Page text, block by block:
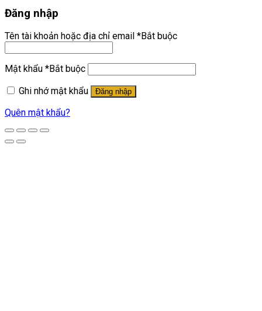
Đăng nhập
Tên tài khoản hoặc địa chỉ email *Bắt buộc
Mật khẩu *Bắt buộc
Ghi nhớ mật khẩu
Đăng nhập
Quên mật khẩu?